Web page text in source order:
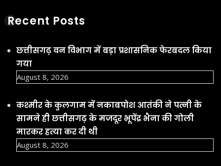
Recent Posts
छत्तीसगढ़ वन विभाग में बड़ा प्रशासनिक फेरबदल किया
गया
August 8, 2026
कश्मीर के कुलगाम में नकाबपोश आतंकी ने पत्नी के
सामने ही छत्तीसगढ़ के मजदूर भूपेंद्र भैना की गोली
मारकर हत्या कर दी थी
August 8, 2026